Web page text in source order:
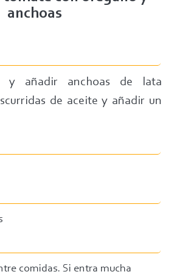
anchoas
y añadir anchoas de lata
de aceite y añadir un
comidas. Si entra mucha